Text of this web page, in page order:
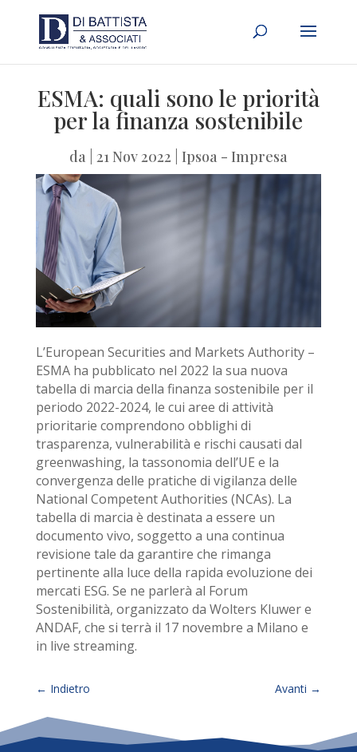
ESMA: quali sono le priorità
per la finanza sostenibile
da 21 Nov 2022 Ipsoa - Impresa
L’European Securities and Markets Authority –
ESMA ha pubblicato nel 2022 la sua nuova
tabella di marcia della finanza sostenibile per il
periodo 2022-2024, le cui aree di attività
prioritarie comprendono obblighi di
trasparenza, vulnerabilità e rischi causati dal
greenwashing, la tassonomia dell’UE e la
convergenza delle pratiche di vigilanza delle
National Competent Authorities (NCAs). La
tabella di marcia è destinata a essere un
documento vivo, soggetto a una continua
revisione tale da garantire che rimanga
pertinente alla luce della rapida evoluzione dei
mercati ESG. Se ne parlerà al Forum
Sostenibilità, organizzato da Wolters Kluwer e
ANDAF, che si terrà il 17 novembre a Milano e
in live streaming.
← Indietro Avanti →